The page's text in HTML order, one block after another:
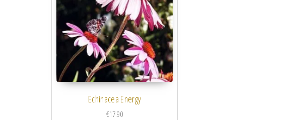
Echinacea Energy
€17.90